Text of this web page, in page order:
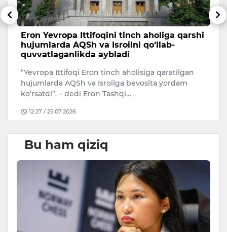
Eron Yevropa Ittifoqini tinch aholiga qarshi
hujumlarda AQSh va Isroilni qo‘llab-
quvvatlaganlikda aybladi
“Yevropa Ittifoqi Eron tinch aholisiga qaratilgan
hujumlarda AQSh va Isroilga bevosita yordam
ko‘rsatdi”, – dedi Eron Tashqi…
12:27 / 25.07.2026
Bu ham qiziq